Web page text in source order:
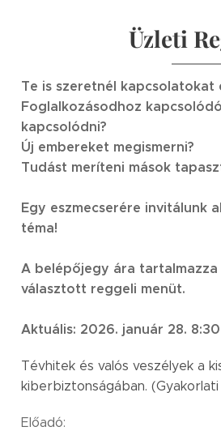
Üzleti
Te is szeretnél kapcsolatokat
Foglalkozásodhoz
kapcsolódni?
Új embereket megismerni?
Tudást meríteni mások
Egy eszmecserére invitálunk
téma!
A belépőjegy ára
választott reggeli menüt.
Aktuális: 2026. január 28.
Tévhitek és valós veszélyek a
kiberbiztonságában.
Előadó: